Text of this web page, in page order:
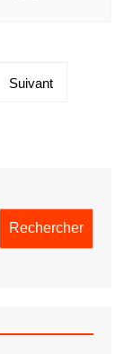
Suivant
Rechercher